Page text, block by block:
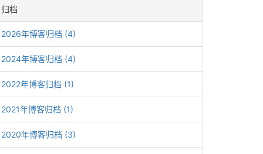
归档
2026年博客归档 (4)
2024年博客归档 (4)
2022年博客归档 (1)
2021年博客归档 (1)
2020年博客归档 (3)